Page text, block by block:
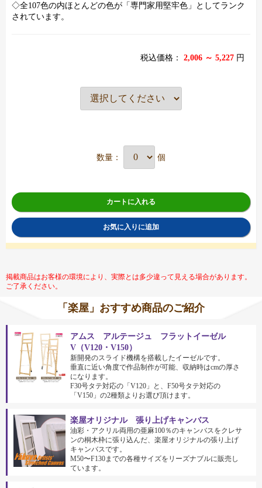
◇全107色の内ほとんどの色が「専門家用堅牢色」としてランク
されています。
税込価格： 2,006 ～ 5,227 円
数量： 個
カートに入れる
お気に入りに追加
掲載商品はお客様の環境により、実際とは多少違って見える場合があります。
ご了承ください。
「楽屋」おすすめ商品のご紹介
アムス アルテージュ フラットイーゼル
V（V120・V150）
新開発のスライド機構を搭載したイーゼルです。
垂直に近い角度で作品制作が可能、収納時はcmの厚さ
になります。
F30号タテ対応の「V120」と、F50号タテ対応の
「V150」の2種類よりお選び頂けます。
楽屋オリジナル 張り上げキャンバス
油彩・アクリル両用の亜麻100％のキャンバスをクレサ
ンの桐木枠に張り込んだ、楽屋オリジナルの張り上げ
キャンバスです。
M50〜F130までの各種サイズをリーズナブルに販売し
ています。